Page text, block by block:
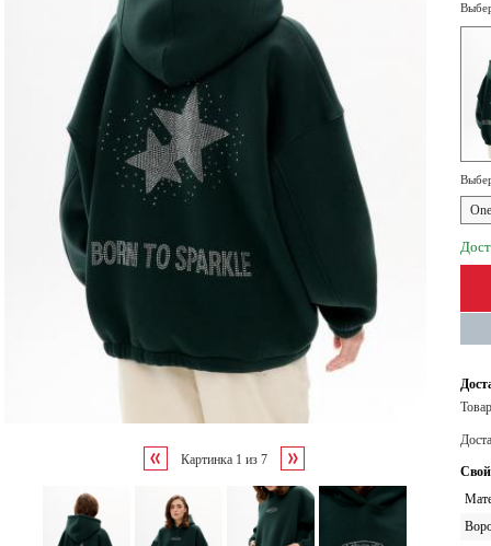
Картинка 1 из 7